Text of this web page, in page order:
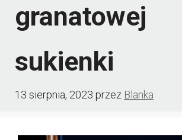
granatowej
sukienki
13 sierpnia, 2023 przez Blanka